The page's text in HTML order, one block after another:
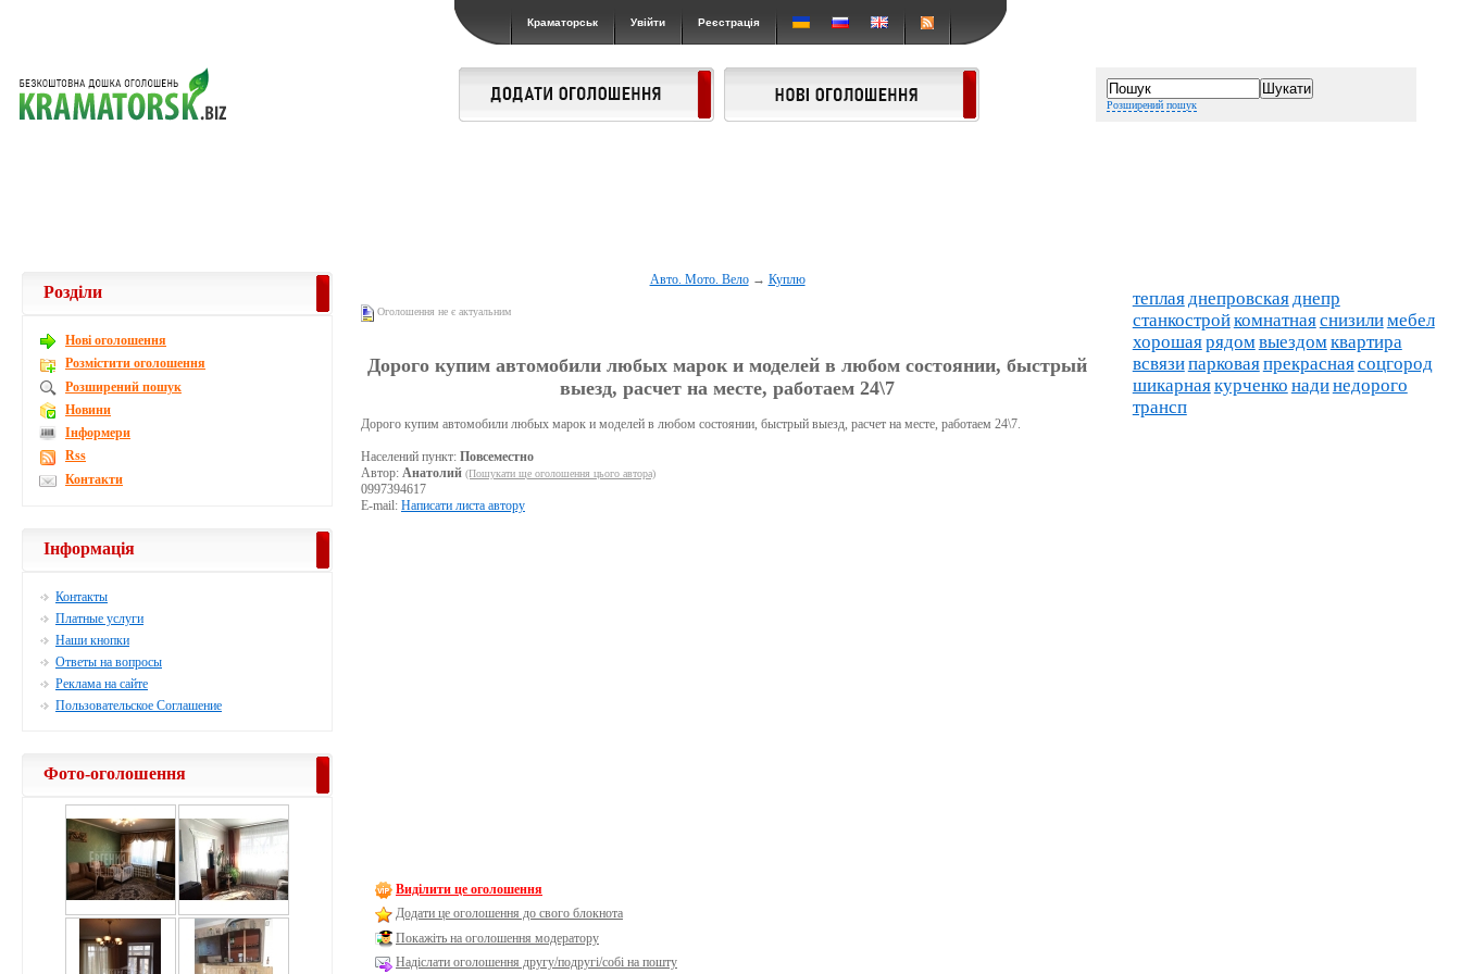
Краматорськ Увійти Реєстрація
Розширений пошук
Авто. Мото. Вело→ Куплю
Оголошення не є актуальним
Дорого купим автомобили любых марок и моделей в любом состоянии, быстрый
выезд, расчет на месте, работаем 24\7
Дорого купим автомобили любых марок и моделей в любом состоянии, быстрый выезд, расчет на месте, работаем 24\7.
Населений пункт: Повсеместно
Автор: Анатолий (Пошукати ще оголошення цього автора)
0997394617
E-mail: Написати листа автору
Виділити це оголошення
Додати це оголошення до свого блокнота
Покажіть на оголошення модератору
Надіслати оголошення другу/подругі/собі на пошту
Розділи
Новi оголошення
Розмістити оголошення
Розширений пошук
Новини
Інформери
Rss
Контакти
Інформація
Контакты
Платные услуги
Наши кнопки
Ответы на вопросы
Реклама на сайте
Пользовательское Соглашение
Фото-оголошення
теплаяднепровскаяднепр
станкостройкомнатнаяснизилимебел
хорошаярядомвыездомквартира
всвязипарковаяпрекраснаясоцгород
шикарнаякурченко надинедорого
трансп